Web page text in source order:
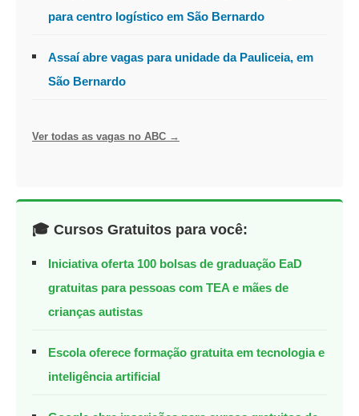
para centro logístico em São Bernardo
Assaí abre vagas para unidade da Pauliceia, em
São Bernardo
Ver todas as vagas no ABC →
🎓 Cursos Gratuitos para você:
Iniciativa oferta 100 bolsas de graduação EaD
gratuitas para pessoas com TEA e mães de
crianças autistas
Escola oferece formação gratuita em tecnologia e
inteligência artificial